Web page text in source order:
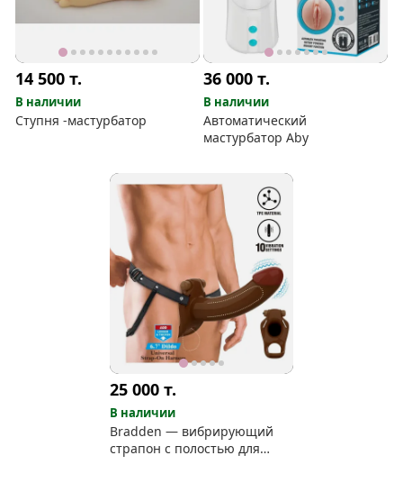
14 500т.
В наличии
Ступня -мастурбатор
36 000т.
В наличии
Автоматический
мастурбатор Aby
25 000 т.
В наличии
Bradden — вибрирующий
страпон с полостью для